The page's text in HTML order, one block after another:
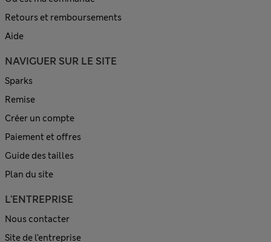
Retours et remboursements
Aide
NAVIGUER SUR LE SITE
Sparks
Remise
Créer un compte
Paiement et offres
Guide des tailles
Plan du site
L'ENTREPRISE
Nous contacter
Site de l’entreprise